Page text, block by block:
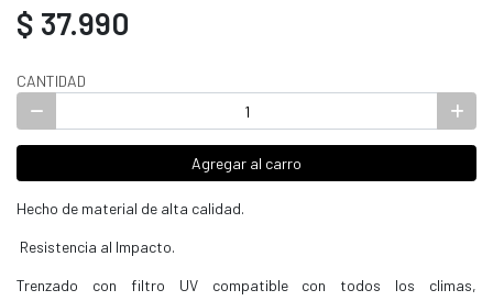
$ 37.990
CANTIDAD
Agregar al carro
Hecho de material de alta calidad.
Resistencia al Impacto.
Trenzado con filtro UV compatible con todos los climas,